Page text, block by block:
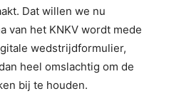
Dat willen we nu
van het KNKV wordt mede
wedstrijdformulier,
heel omslachtig om de
bij te houden.